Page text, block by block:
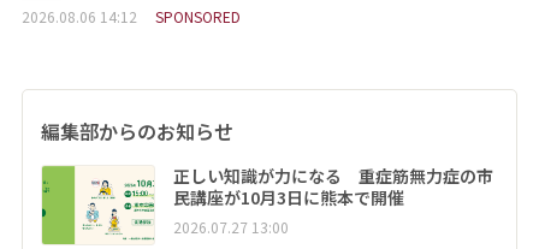
2026.08.06 14:12 SPONSORED
編集部からのお知らせ
正しい知識が力になる 重症筋無力症の市
民講座が10月3日に熊本で開催
2026.07.27 13:00